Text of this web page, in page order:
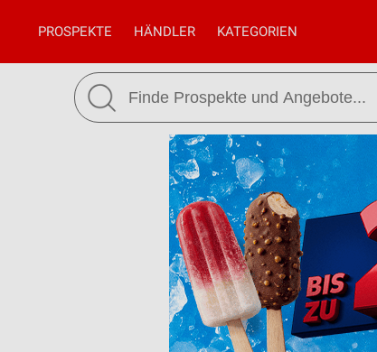
PROSPEKTE HÄNDLER KATEGORIEN